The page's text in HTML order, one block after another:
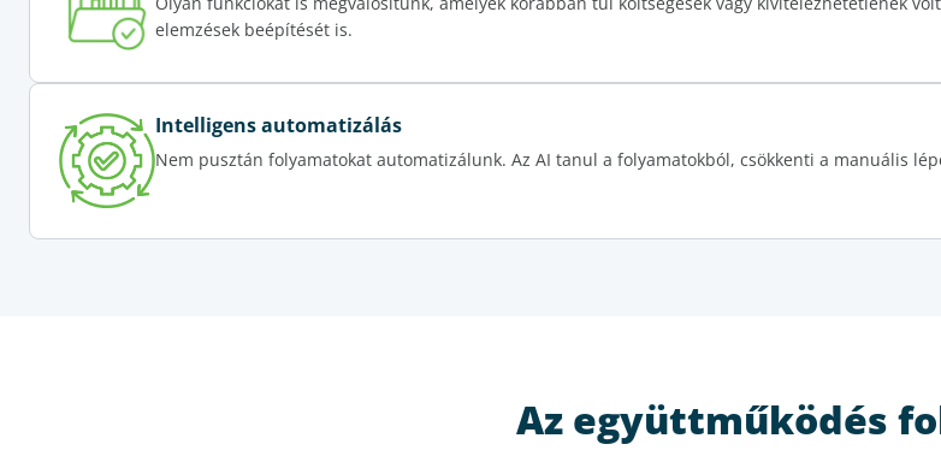
elemzések beépítését is.
Intelligens automatizálás
Nem pusztán folyamatokat automatizálunk. Az AI tanul a folyamatokból, csökkenti a manuális
Az együttműködés